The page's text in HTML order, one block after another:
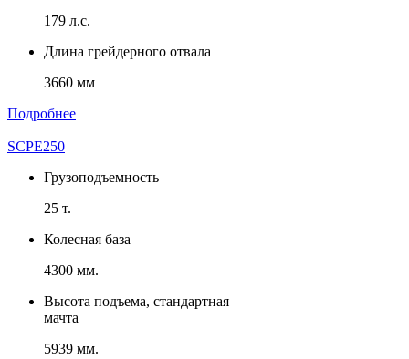
179 л.с.
Длина грейдерного отвала
3660 мм
Подробнее
SCPE250
Грузоподъемность
25 т.
Колесная база
4300 мм.
Высота подъема, стандартная
мачта
5939 мм.